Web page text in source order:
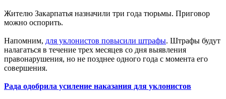
Жителю Закарпатья назначили три года тюрьмы. Приговор
можно оспорить.
Напомним, для уклонистов повысили штрафы. Штрафы будут
налагаться в течение трех месяцев со дня выявления
правонарушения, но не позднее одного года с момента его
совершения.
Рада одобрила усиление наказания для уклонистов